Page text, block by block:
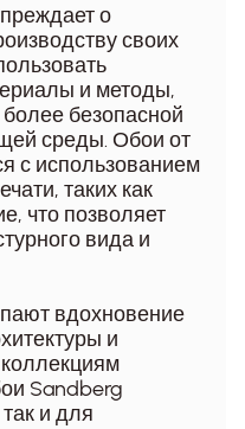
о
своих
и методы,
безопасной
среды. Обои от
с использованием
таких как
что позволяет
вида и
вдохновение
и
коллекциям
Sandberg
и для